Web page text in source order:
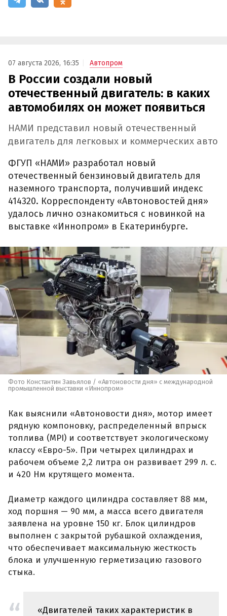
07 августа 2026, 16:35 Автопром
В России создали новый
отечественный двигатель: в каких
автомобилях он может появиться
НАМИ представил новый отечественный
двигатель для легковых и коммерческих авто
ФГУП «НАМИ» разработал новый
отечественный бензиновый двигатель для
наземного транспорта, получивший индекс
414320. Корреспонденту «Автоновостей дня»
удалось лично ознакомиться с новинкой на
выставке «Иннопром» в Екатеринбурге.
Фото Константин Завьялов / «Автоновости дня» с международной
промышленной выставки «Иннопром»
Как выяснили «Автоновости дня», мотор имеет
рядную компоновку, распределенный впрыск
топлива (MPI) и соответствует экологическому
классу «Евро-5». При четырех цилиндрах и
рабочем объеме 2,2 литра он развивает 299 л. с.
и 420 Нм крутящего момента.
Диаметр каждого цилиндра составляет 88 мм,
ход поршня — 90 мм, а масса всего двигателя
заявлена на уровне 150 кг. Блок цилиндров
выполнен с закрытой рубашкой охлаждения,
что обеспечивает максимальную жесткость
блока и улучшенную герметизацию газового
стыка.
«Двигателей таких характеристик в